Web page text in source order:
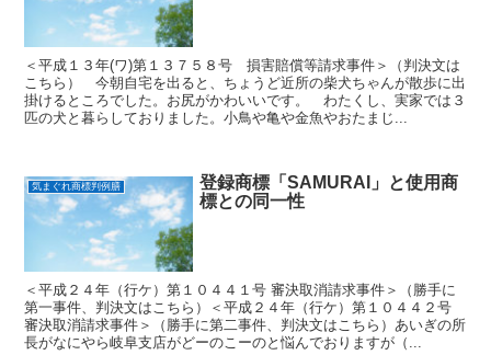
＜平成１３年(ワ)第１３７５８号 損害賠償等請求事件＞（判決文は
こちら） 今朝自宅を出ると、ちょうど近所の柴犬ちゃんが散歩に出
掛けるところでした。お尻がかわいいです。 わたくし、実家では３
匹の犬と暮らしておりました。小鳥や亀や金魚やおたまじ...
気まぐれ商標判例膳
登録商標「SAMURAI」と使用商
標との同一性
＜平成２４年（行ケ）第１０４４１号 審決取消請求事件＞（勝手に
第一事件、判決文はこちら）＜平成２４年（行ケ）第１０４４２号
審決取消請求事件＞（勝手に第二事件、判決文はこちら）あいぎの所
長がなにやら岐阜支店がどーのこーのと悩んでおりますが（...